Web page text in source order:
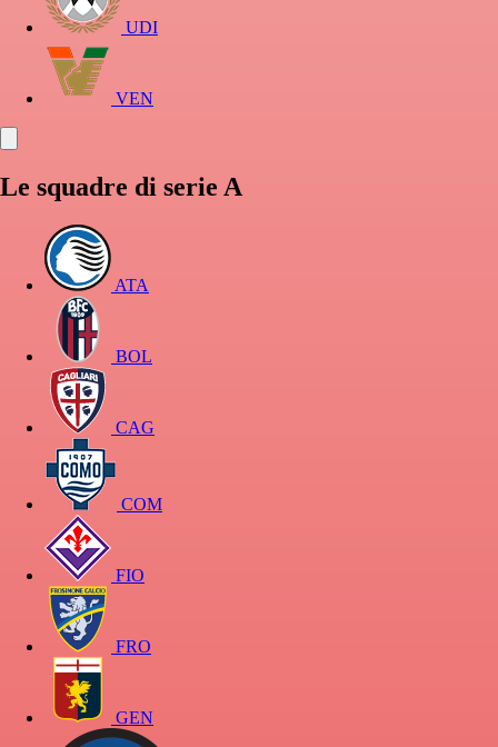
UDI
VEN
Le squadre di serie A
ATA
BOL
CAG
COM
FIO
FRO
GEN